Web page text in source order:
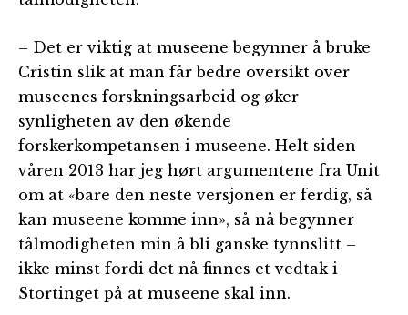
– Det er viktig at museene begynner å bruke
Cristin slik at man får bedre oversikt over
museenes forskningsarbeid og øker
synligheten av den økende
forskerkompetansen i museene. Helt siden
våren 2013 har jeg hørt argumentene fra Unit
om at «bare den neste versjonen er ferdig, så
kan museene komme inn», så nå begynner
tålmodigheten min å bli ganske tynnslitt –
ikke minst fordi det nå finnes et vedtak i
Stortinget på at museene skal inn.